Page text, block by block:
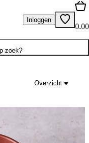
Inloggen
0.00
zoek?
Overzicht